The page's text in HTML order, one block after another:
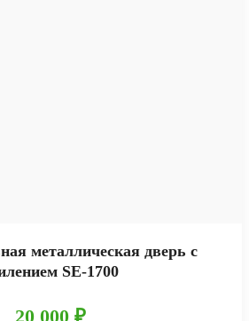
металлическая дверь с
SE-1700
20 000 ₽